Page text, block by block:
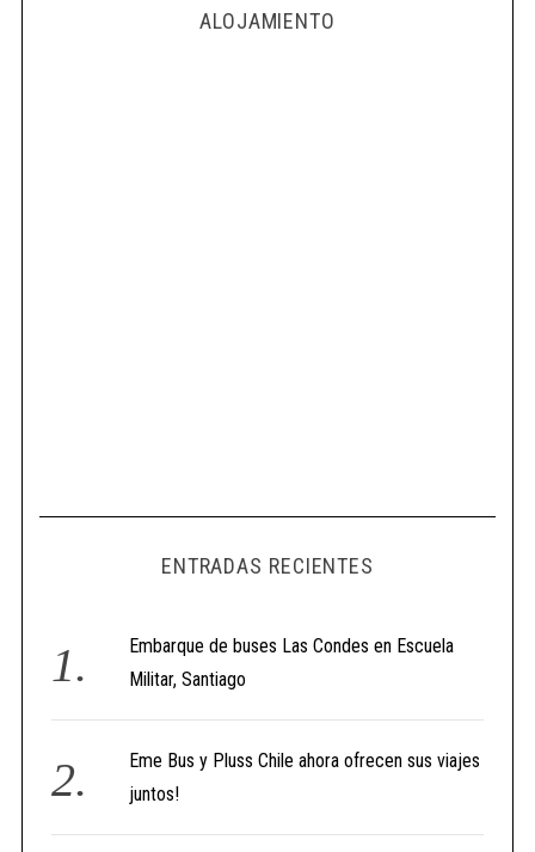
ALOJAMIENTO
ENTRADAS RECIENTES
Embarque de buses Las Condes en Escuela
Militar, Santiago
Eme Bus y Pluss Chile ahora ofrecen sus viajes
juntos!